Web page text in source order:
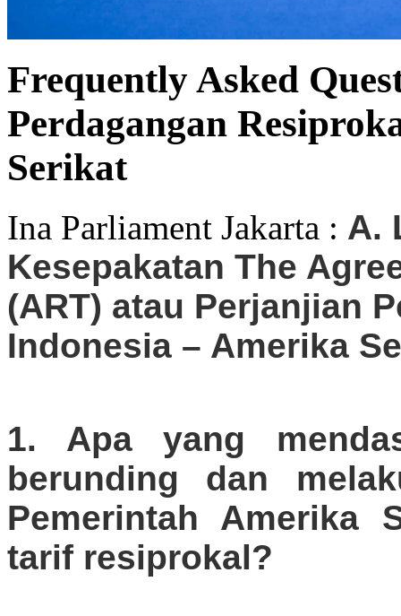
Frequently Asked
Perdagangan
Serikat
Ina Parliament Jakarta : A.
Kesepakatan The
(ART) atau Perjanjian
Indonesia – Amerika
1. Apa yang
berunding dan
Pemerintah Amerika
tarif resiprokal?